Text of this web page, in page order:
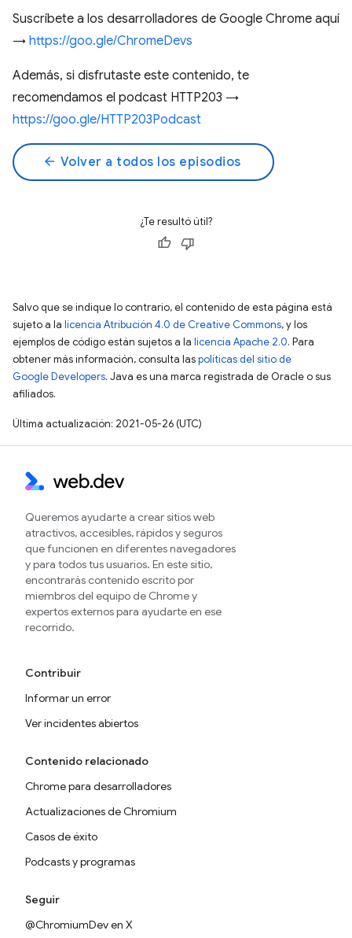
Suscríbete a los desarrolladores de Google Chrome aquí
→ https://goo.gle/ChromeDevs
Además, si disfrutaste este contenido, te
recomendamos el podcast HTTP203 →
https://goo.gle/HTTP203Podcast
arrow_back Volver a todos los episodios
¿Te resultó útil?
Salvo que se indique lo contrario, el contenido de esta página está
sujeto a la licencia Atribución 4.0 de Creative Commons, y los
ejemplos de código están sujetos a la licencia Apache 2.0. Para
obtener más información, consulta laspolíticas del sitio de
Google Developers. Java es una marca registrada de Oracle o sus
afiliados.
Última actualización: 2021-05-26 (UTC)
Queremos ayudarte a crear sitios web
atractivos, accesibles, rápidos y seguros
que funcionen en diferentes navegadores
y para todos tus usuarios. En este sitio,
encontrarás contenido escrito por
miembros del equipo de Chrome y
expertos externos para ayudarte en ese
recorrido.
Contribuir
Informar un error
Ver incidentes abiertos
Contenido relacionado
Chrome para desarrolladores
Actualizaciones de Chromium
Casos de éxito
Podcasts y programas
Seguir
@ChromiumDev en X